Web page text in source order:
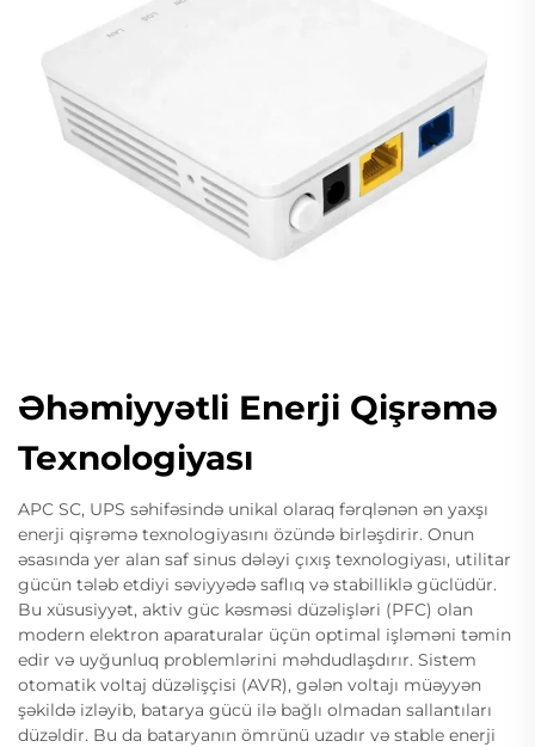
Əhəmiyyətli Enerji Qişrəmə
Texnologiyası
APC SC, UPS səhifəsində unikal olaraq fərqlənən ən yaxşı
enerji qişrəmə texnologiyasını özündə birləşdirir. Onun
əsasında yer alan saf sinus dələyi çıxış texnologiyası, utilitar
gücün tələb etdiyi səviyyədə saflıq və stabilliklə güclüdür.
Bu xüsusiyyət, aktiv güc kəsməsi düzəlişləri (PFC) olan
modern elektron aparaturalar üçün optimal işləməni təmin
edir və uyğunluq problemlərini məhdudlaşdırır. Sistem
otomatik voltaj düzəlişçisi (AVR), gələn voltajı müəyyən
şəkildə izləyib, batarya gücü ilə bağlı olmadan sallantıları
düzəldir. Bu da bataryanın ömrünü uzadır və stable enerji